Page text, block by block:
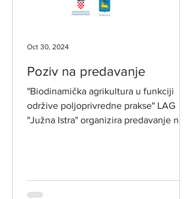
Poziv na predavanje
"Biodinamička agrikultura u funkciji
održive poljoprivredne prakse" LAG
"Južna Istra" organizira predavanje na
Oct 30, 2024